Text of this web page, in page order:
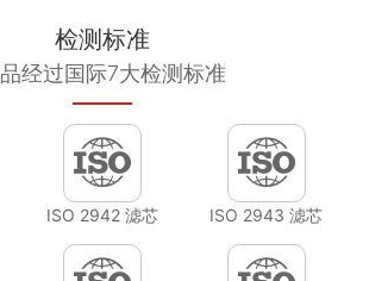
检测标准
经过国际7大检测标准
ISO 2942 滤芯 ISO 2943 滤芯